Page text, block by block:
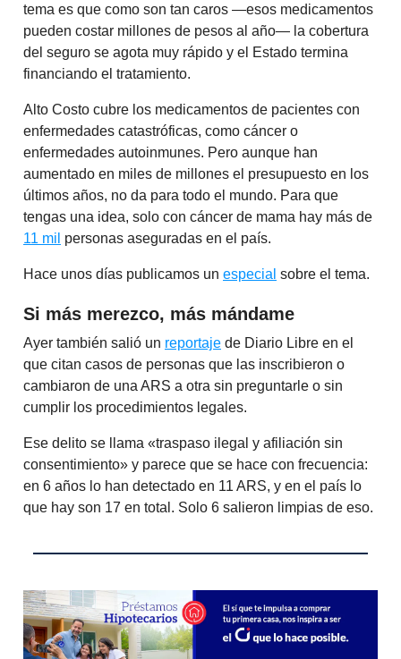
tema es que como son tan caros —esos medicamentos
pueden costar millones de pesos al año— la cobertura
del seguro se agota muy rápido y el Estado termina
financiando el tratamiento.
Alto Costo cubre los medicamentos de pacientes con
enfermedades catastróficas, como cáncer o
enfermedades autoinmunes. Pero aunque han
aumentado en miles de millones el presupuesto en los
últimos años, no da para todo el mundo. Para que
tengas una idea, solo con cáncer de mama hay más de
11 mil personas aseguradas en el país.
Hace unos días publicamos un especial sobre el tema.
Si más merezco, más mándame
Ayer también salió un reportaje de Diario Libre en el
que citan casos de personas que las inscribieron o
cambiaron de una ARS a otra sin preguntarle o sin
cumplir los procedimientos legales.
Ese delito se llama «traspaso ilegal y afiliación sin
consentimiento» y parece que se hace con frecuencia:
en 6 años lo han detectado en 11 ARS, y en el país lo
que hay son 17 en total. Solo 6 salieron limpias de eso.